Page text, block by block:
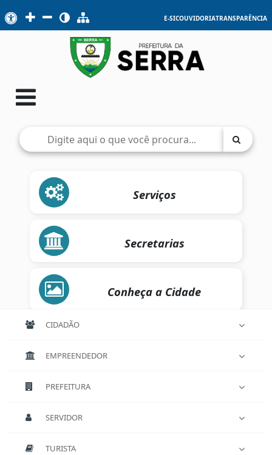
E-SICOUVIDORIATRANSPARÊNCIA
Serviços
Secretarias
Conheça a Cidade
CIDADÃO
EMPREENDEDOR
PREFEITURA
SERVIDOR
TURISTA